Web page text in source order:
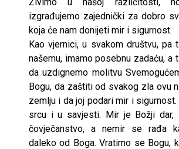
izgrađujemo zajednički za dobro
koja će nam donijeti mir i sigurnost.
Kao vjernici, u svakom društvu, pa
našemu, imamo posebnu zadaću, a
da uzdignemo molitvu
Bogu, da zaštiti od svakog zla ovu
zemlju i da joj podari mir i
srcu i u savjesti. Mir je Božji dar,
čovječanstvo, a nemir se rađa
daleko od Boga. Vratimo se Bogu,